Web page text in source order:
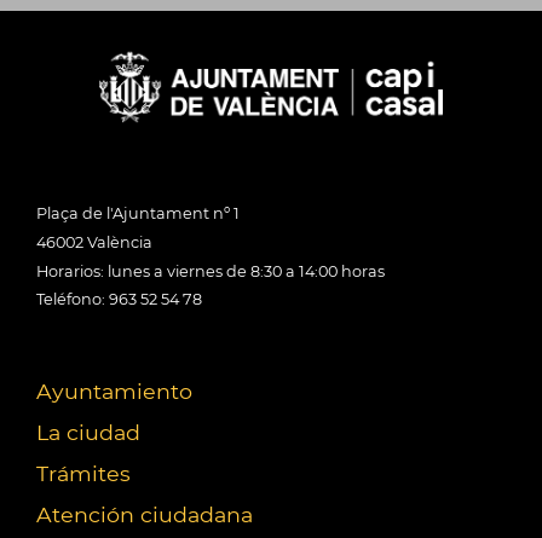
Plaça de l'Ajuntament nº 1
46002 València
Horarios: lunes a viernes de 8:30 a 14:00 horas
Teléfono: 963 52 54 78
Ayuntamiento
La ciudad
Trámites
Atención ciudadana